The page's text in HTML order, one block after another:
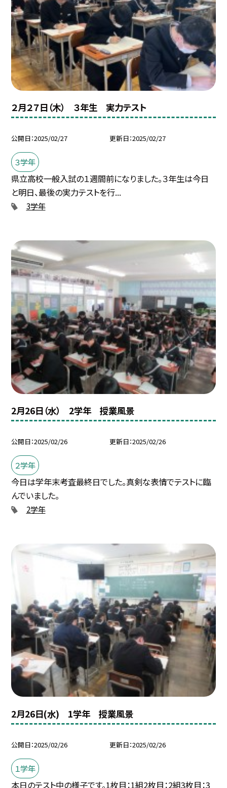
２月２７日（木） ３年生 実力テスト
公開日 2025/02/27 更新日 2025/02/27
３学年
県立高校一般入試の１週間前になりました。３年生は今日
と明日、最後の実力テストを行...
3学年
2月26日（水） 2学年 授業風景
公開日 2025/02/26 更新日 2025/02/26
２学年
今日は学年末考査最終日でした。真剣な表情でテストに臨
んでいました。
2学年
2月26日(水) 1学年 授業風景
公開日 2025/02/26 更新日 2025/02/26
１学年
本日のテスト中の様子です。1枚目：1組2枚目：2組3枚目：3